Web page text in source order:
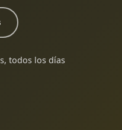
todos los días